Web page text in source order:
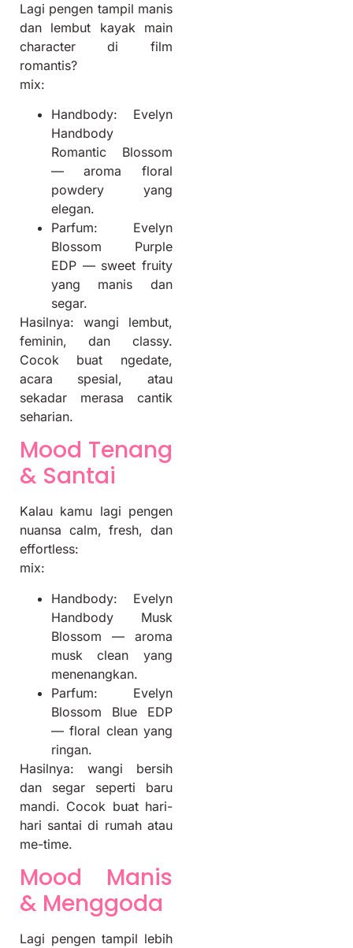
Lagi pengen tampil manis
dan lembut kayak main
character di film
romantis?
mix:
Handbody: Evelyn
Handbody
Romantic Blossom
— aroma floral
powdery yang
elegan.
Parfum: Evelyn
Blossom Purple
EDP — sweet fruity
yang manis dan
segar.
Hasilnya: wangi lembut,
feminin, dan classy.
Cocok buat ngedate,
acara spesial, atau
sekadar merasa cantik
seharian.
Mood Tenang
& Santai
Kalau kamu lagi pengen
nuansa calm, fresh, dan
effortless:
mix:
Handbody: Evelyn
Handbody Musk
Blossom — aroma
musk clean yang
menenangkan.
Parfum: Evelyn
Blossom Blue EDP
— floral clean yang
ringan.
Hasilnya: wangi bersih
dan segar seperti baru
mandi. Cocok buat hari-
hari santai di rumah atau
me-time.
Mood Manis
& Menggoda
Lagi pengen tampil lebih